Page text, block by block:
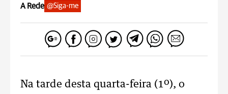
A Rede @Siga-me
Na tarde desta quarta-feira (1º), o